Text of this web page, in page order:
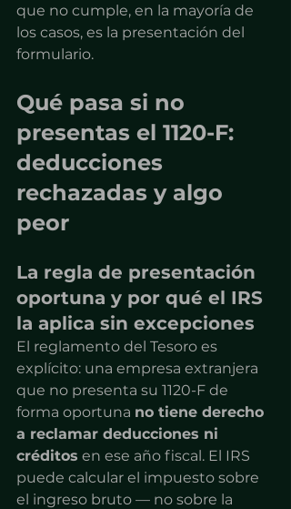
que no cumple, en la mayoría de
los casos, es la presentación del
formulario.
Qué pasa si no
presentas el 1120-F:
deducciones
rechazadas y algo
peor
La regla de presentación
oportuna y por qué el IRS
la aplica sin excepciones
El reglamento del Tesoro es
explícito: una empresa extranjera
que no presenta su 1120-F de
forma oportuna no tiene derecho
a reclamar deducciones ni
créditos en ese año fiscal. El IRS
puede calcular el impuesto sobre
el ingreso bruto — no sobre la